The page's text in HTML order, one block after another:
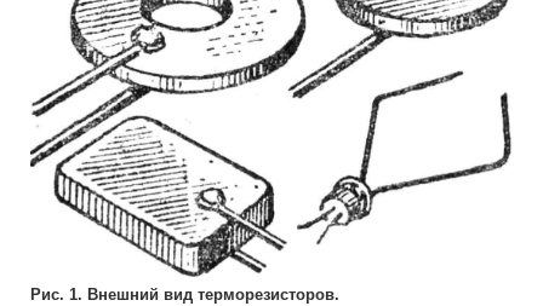
Рис. 1. Внешний вид терморезисторов.